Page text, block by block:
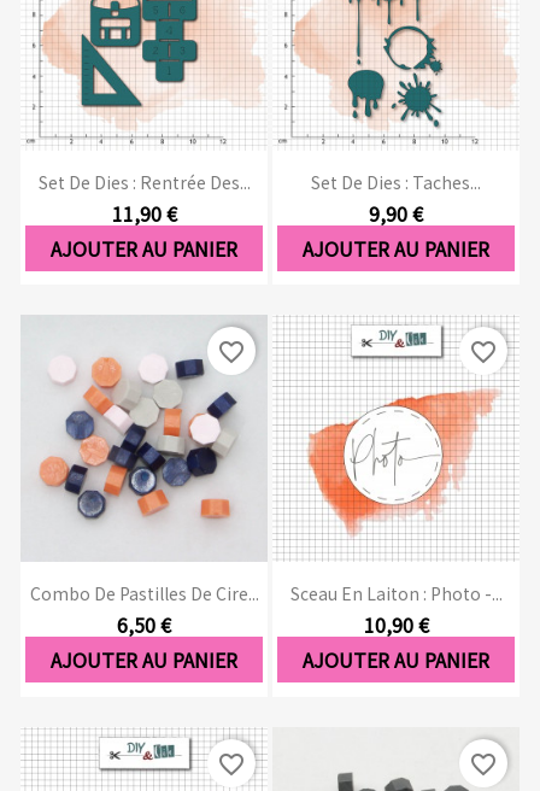
Set De Dies : Rentrée Des...
11,90 €
AJOUTER AU PANIER
Set De Dies : Taches...
9,90 €
AJOUTER AU PANIER
Combo De Pastilles De Cire...
6,50 €
AJOUTER AU PANIER
favorite_border
Sceau En Laiton : Photo -...
10,90 €
AJOUTER AU PANIER
favorite_border
favorite_border favorite_border